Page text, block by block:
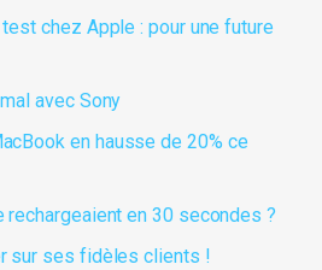
test chez Apple : pour une future
avec Sony
en hausse de 20% ce
rechargeaient en 30 secondes ?
sur ses fidèles clients !